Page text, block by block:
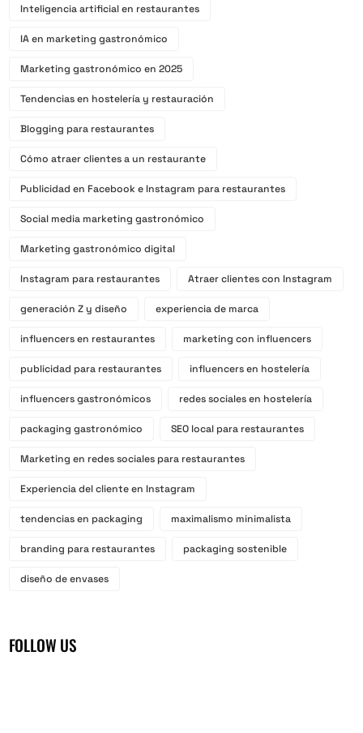
Inteligencia artificial en restaurantes
IA en marketing gastronómico
Marketing gastronómico en 2025
Tendencias en hostelería y restauración
Blogging para restaurantes
Cómo atraer clientes a un restaurante
Publicidad en Facebook e Instagram para restaurantes
Social media marketing gastronómico
Marketing gastronómico digital
Instagram para restaurantes Atraer clientes con Instagram
generación Z y diseño experiencia de marca
influencers en restaurantes marketing con influencers
publicidad para restaurantes influencers en hostelería
influencers gastronómicos redes sociales en hostelería
packaging gastronómico SEO local para restaurantes
Marketing en redes sociales para restaurantes
Experiencia del cliente en Instagram
tendencias en packaging maximalismo minimalista
branding para restaurantes packaging sostenible
diseño de envases
FOLLOW US